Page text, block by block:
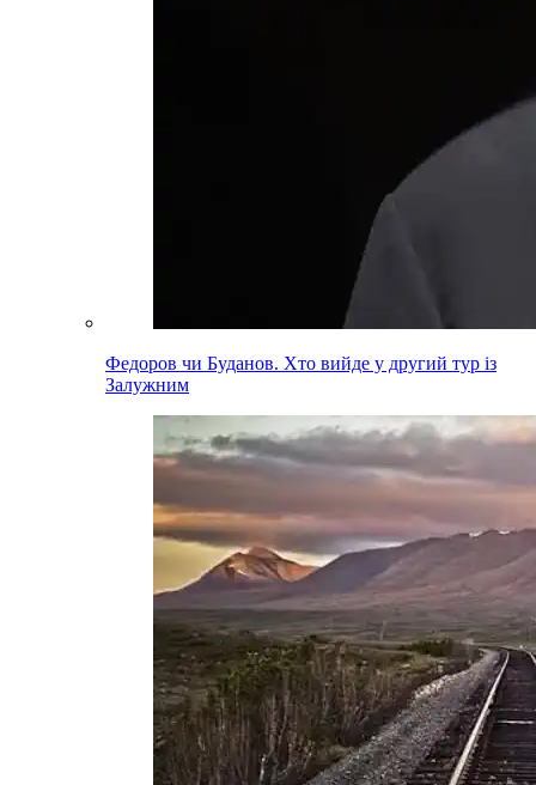
Федоров чи Буданов. Хто вийде у другий тур із
Залужним